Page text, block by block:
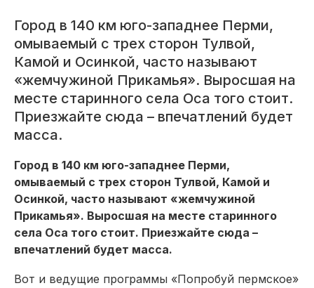
Город в 140 км юго-западнее Перми,
омываемый с трех сторон Тулвой,
Камой и Осинкой, часто называют
«жемчужиной Прикамья». Выросшая на
месте старинного села Оса того стоит.
Приезжайте сюда – впечатлений будет
масса.
Город в 140 км юго-западнее Перми,
омываемый с трех сторон Тулвой, Камой и
Осинкой, часто называют «жемчужиной
Прикамья». Выросшая на месте старинного
села Оса того стоит. Приезжайте сюда –
впечатлений будет масса.
Вот и ведущие программы «Попробуй пермское»